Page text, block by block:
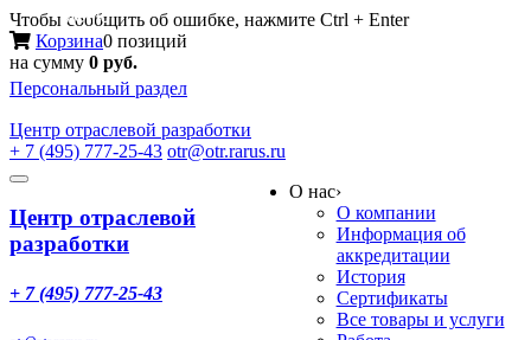
Чтобы сообщить об ошибке, нажмите Ctrl + Enter
Корзина0 позиций
на сумму 0 руб.
Персональный раздел
Центр отраслевой разработки
+ 7 (495) 777-25-43 otr@otr.rarus.ru
Toggle
Меню
Центр отраслевой
разработки
+ 7 (495) 777-25-43
О нас›
О компании
Информация об
аккредитации
История
Сертификаты
Все товары и услуги